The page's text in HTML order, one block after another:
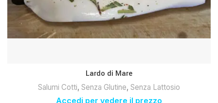
Lardo di Mare
Salumi Cotti, Senza Glutine, Senza Lattosio
Accedi per vedere il prezzo